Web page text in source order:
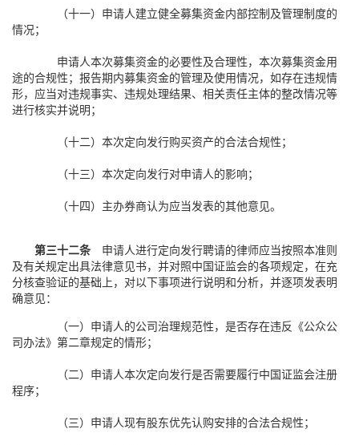
（十一）申请人建立健全募集资金内部控制及管理制度的
情况；
申请人本次募集资金的必要性及合理性，本次募集资金用
途的合规性；报告期内募集资金的管理及使用情况，如存在违规情
形，应当对违规事实、违规处理结果、相关责任主体的整改情况等
进行核实并说明；
（十二）本次定向发行购买资产的合法合规性；
（十三）本次定向发行对申请人的影响；
（十四）主办券商认为应当发表的其他意见。
第三十二条 申请人进行定向发行聘请的律师应当按照本准则
及有关规定出具法律意见书，并对照中国证监会的各项规定，在充
分核查验证的基础上，对以下事项进行说明和分析，并逐项发表明
确意见：
（一）申请人的公司治理规范性，是否存在违反《公众公
司办法》第二章规定的情形；
（二）申请人本次定向发行是否需要履行中国证监会注册
程序；
（三）申请人现有股东优先认购安排的合法合规性；